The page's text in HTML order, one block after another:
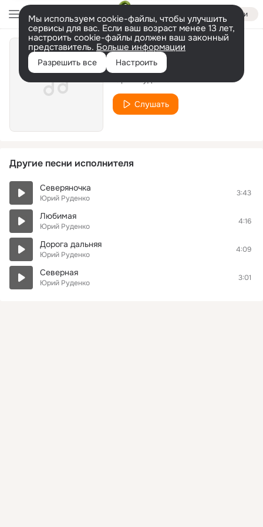
Войти
Мы используем cookie-файлы, чтобы улучшить
сервисы для вас. Если ваш возраст менее 13 лет,
настроить cookie-файлы должен ваш законный
представитель. Больше информации
Разрешить все Настроить
За Вас, Друзья
Слушать
Другие песни исполнителя
Северяночка
Юрий Руденко
3:43
Любимая
Юрий Руденко
4:16
Дорога дальняя
Юрий Руденко
4:09
Северная
Юрий Руденко
3:01